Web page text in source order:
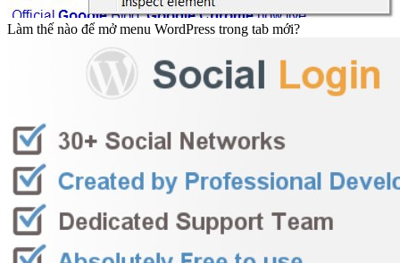
Làm thế nào để mở menu WordPress trong tab mới?